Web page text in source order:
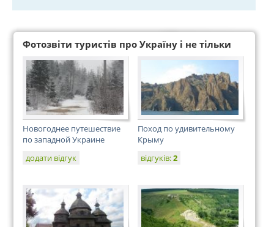
Фотозвіти туристів про Україну і не тільки
Новогоднее путешествие
по западной Украине
додати відгук
Поход по удивительному
Крыму
відгуків:2